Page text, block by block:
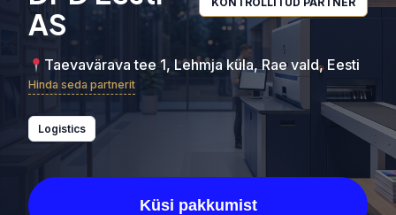
AS
Taevavärava tee 1, Lehmja küla, Rae vald, Eesti
Hinda seda partnerit
Logistics
Küsi pakkumist